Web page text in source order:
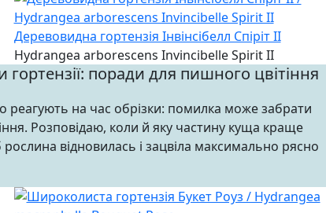
Деревовидна гортензія Інвінсібелл Спіріт II
Hydrangea arborescens Invincibelle Spirit II
гортензії: поради для пишного цвітіння
реагують на час обрізки: помилка може забрати
Розповідаю, коли й яку частину куща краще
відновилась і зацвіла максимально рясно